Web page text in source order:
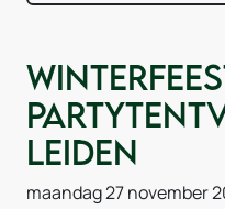
Leiden
maandag 27 november